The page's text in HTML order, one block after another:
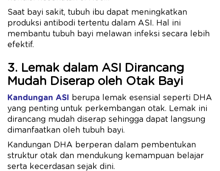
Saat bayi sakit, tubuh ibu dapat meningkatkan
produksi antibodi tertentu dalam ASI. Hal ini
membantu tubuh bayi melawan infeksi secara lebih
efektif.
3. Lemak dalam ASI Dirancang
Mudah Diserap oleh Otak Bayi
Kandungan ASI
berupa lemak esensial seperti DHA
yang penting untuk perkembangan otak. Lemak ini
dirancang mudah diserap sehingga dapat langsung
dimanfaatkan oleh tubuh bayi.
Kandungan DHA berperan dalam pembentukan
struktur otak dan mendukung kemampuan belajar
serta kecerdasan sejak dini.